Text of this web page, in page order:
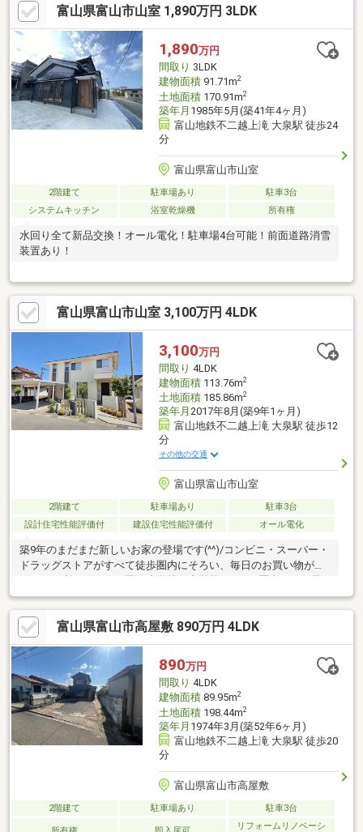
富山県富山市山室 1,890万円 3LDK
1,890万円
間取り 3LDK
建物面積91.71m2
土地面積170.91m2
築年月 1985年5月(築41年4ヶ月)
富山地鉄不二越上滝 大泉駅 徒歩24
分
富山県富山市山室
2階建て 駐車場あり
駐車3台
システムキッチン
浴室乾燥機 所有権
水回り全て新品交換！オール電化！駐車場4台可能！前面道路消雪
装置あり！
富山県富山市山室 3,100万円 4LDK
3,100万円
間取り 4LDK
建物面積113.76m2
土地面積185.86m2
築年月 2017年8月(築9年1ヶ月)
富山地鉄不二越上滝 大泉駅 徒歩12
分
その他の交通
富山県富山市山室
2階建て 駐車場あり
駐車3台
設計住宅性能評価付
建設住宅性能評価付 オール電化
築9年のまだまだ新しいお家の登場です(^^)/コンビニ・スーパー・
ドラッグストアがすべて徒歩圏内にそろい、毎日のお買い物がと
育て環境を重視されるご家庭にも安心の立地ではないでしょうか
大和ハウス工業（株）施工ハザードマップ：洪水浸水基本想定：
0.5～3.0ｍ現況売買引渡し日：2026年9月以降（2026年9月上旬退
去予定）※こちらは入居中となりますため、所有者の方へ直接の
訪問・接触はご遠慮ください。内見やご質問は、必ず当社へお問
い合わせいただきますようお願いいたします。
富山県富山市高屋敷 890万円 4LDK
890万円
間取り 4LDK
建物面積89.95m2
土地面積198.44m2
築年月 1974年3月(築52年6ヶ月)
富山地鉄不二越上滝 大泉駅 徒歩20
分
富山県富山市高屋敷
2階建て 駐車場あり 駐車3台
リフォームリノベーシ